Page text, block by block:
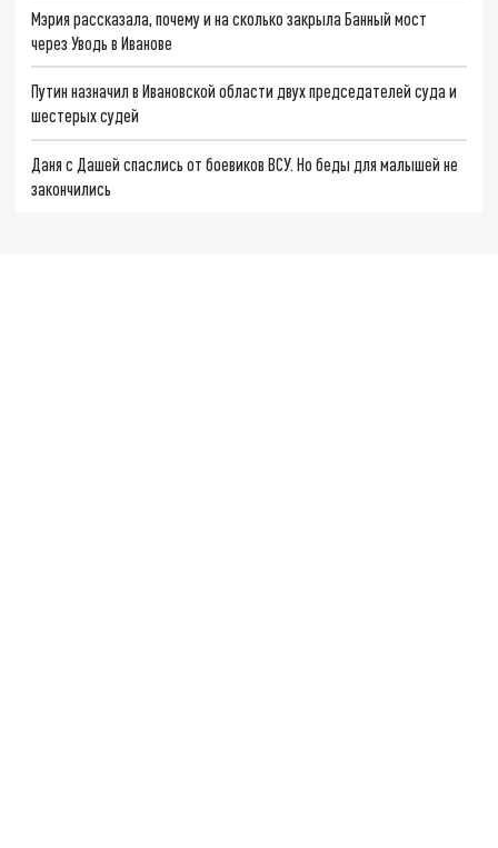
Мэрия рассказала, почему и на сколько закрыла Банный мост
через Уводь в Иванове
Путин назначил в Ивановской области двух председателей суда и
шестерых судей
Даня с Дашей спаслись от боевиков ВСУ. Но беды для малышей не
закончились